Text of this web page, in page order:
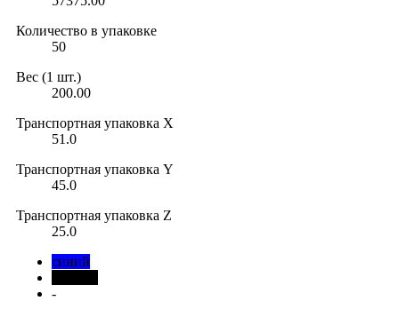
Количество в упаковке
50
Вес (1 шт.)
200.00
Транспортная упаковка X
51.0
Транспортная упаковка Y
45.0
Транспортная упаковка Z
25.0
синий
-